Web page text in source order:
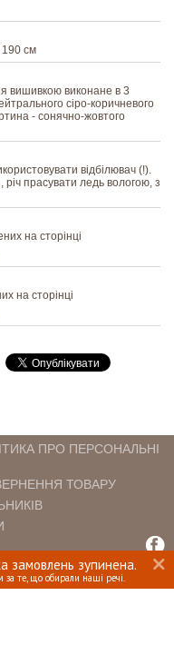
замовлень зупинена.
те, що обирали наші речі.
190 см
вишивкою виконане в 3
сіро-коричневого
- сонячно-жовтого
відбілювач (!).
прасувати ледь вологою, з
на сторінці
на сторінці
ПРО ПЕРСОНАЛЬНІ
ТОВАРУ
ЗАХИЩЕНІ.